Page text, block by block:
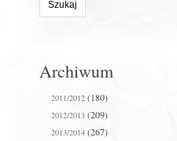
Archiwum
2011/2012(180)
2012/2013(209)
2013/2014(267)